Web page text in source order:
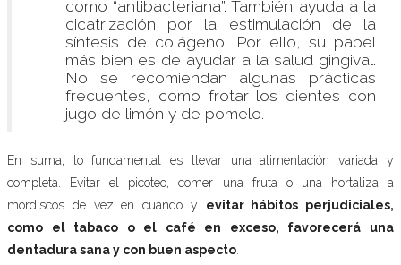
como “antibacteriana”. También ayuda a la
cicatrización por la estimulación de la
síntesis de colágeno. Por ello, su papel
más bien es de ayudar a la salud gingival.
No se recomiendan algunas prácticas
frecuentes, como frotar los dientes con
jugo de limón y de pomelo.
En suma, lo fundamental es llevar una alimentación variada y
completa. Evitar el picoteo, comer una fruta o una hortaliza a
mordiscos de vez en cuando y evitar hábitos perjudiciales,
como el tabaco o el café en exceso, favorecerá una
dentadura sana y con buen aspecto